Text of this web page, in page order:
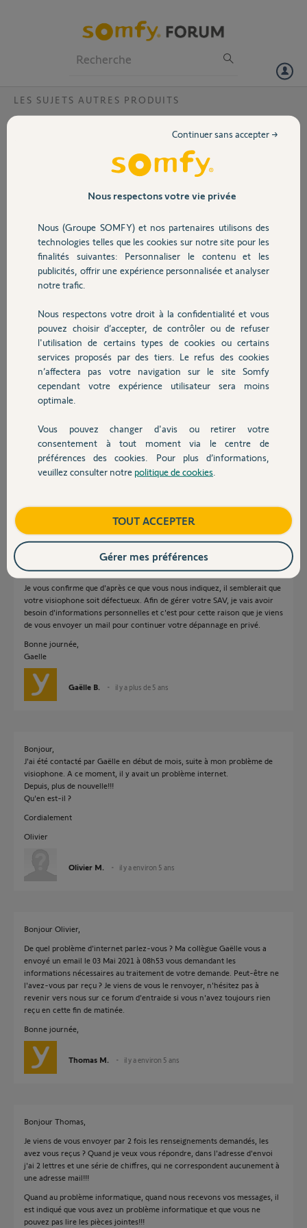
Volet
Sécurité
Domotique
Chauffage
Autres produits
Devis avec un pro
Contact
LES SUJETS AUTRES PRODUITS
Problème visiophone sonnerie V300
Bonjour,
J'ai installé un visiophone
V300, ce dernier n'arrête
pas de sonner depuis son
installation, il y a
démontage et
remontage du porte étiquette rien n'y fait. Je joins une photo de
l'arrière de la platine.
Je vous remercie par avance de votre réponse.
il y a plus de 5 ans
Participer au fil de discussion
Réponses
Patientez Olivier, un Yellow vous contactera prochainement.
Bonne journée !
Jean-Luc B. il y a plus de 5 ans
Bonjour Olivier,
Je vous confirme que d'après ce que vous nous indiquez, il semblerait que
votre visiophone soit défectueux. Afin de gérer votre SAV, je vais avoir
besoin d'informations personnelles et c'est pour cette raison que je viens
de vous envoyer un mail pour continuer votre dépannage en privé.
Bonne journée,
Gaelle
Gaëlle B. il y a plus de 5 ans
Bonjour,
J'ai été contacté par Gaëlle en début de mois, suite à mon problème de
visiophone. A ce moment, il y avait un problème internet.
Depuis, plus de nouvelle!!!
Qu'en est-il ?
Cordialement
Olivier
Olivier M. il y a environ 5 ans
Bonjour Olivier,
De quel problème d'internet parlez-vous ? Ma collègue Gaëlle vous a
envoyé un email le 03 Mai 2021 à 08h53 vous demandant les
informations nécessaires au traitement de votre demande. Peut-être ne
l'avez-vous par reçu ? Je viens de vous le renvoyer, n'hésitez pas à
revenir vers nous sur ce forum d'entraide si vous n'avez toujours rien
reçu en cette fin de matinée.
Bonne journée,
Thomas M. il y a environ 5 ans
Bonjour Thomas,
Je viens de vous envoyer par 2 fois les renseignements demandés, les
avez vous reçus ? Quand je veux vous répondre, dans l'adresse d'envoi
j'ai 2 lettres et une série de chiffres, qui ne correspondent aucunement à
une adresse mail!!!
Quand au problème informatique, quand nous recevons vos messages, il
est indiqué que vous avez un problème informatique et que vous ne
pouvez pas lire les pièces jointes!!!
Nous respectons votre vie privée
Nous (Groupe SOMFY) et nos partenaires utilisons des
technologies telles que les cookies sur notre site pour les
finalités suivantes: Personnaliser le contenu et les
publicités, offrir une expérience personnalisée et analyser
notre trafic.
Nous respectons votre droit à la confidentialité et vous
pouvez choisir d’accepter, de contrôler ou de refuser
l'utilisation de certains types de cookies ou certains
services proposés par des tiers. Le refus des cookies
n’affectera pas votre navigation sur le site Somfy
cependant votre expérience utilisateur sera moins
optimale.
Vous pouvez changer d'avis ou retirer votre
consentement à tout moment via le centre de
préférences des cookies. Pour plus d’informations,
veuillez consulter notre politique de cookies
Continuer sans accepter →
TOUT ACCEPTER
Gérer mes préférences